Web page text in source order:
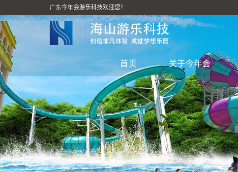
广东今年会游乐科技欢迎您！
首页 关于今年会